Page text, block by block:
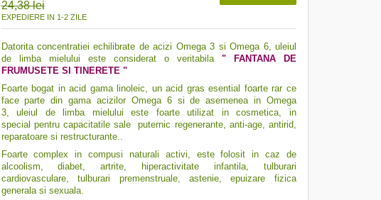
24,38 lei
EXPEDIERE IN 1-2 ZILE
Datorita concentratiei echilibrate de acizi Omega 3 si Omega 6, uleiul
de limba mielului este considerat o veritabila
" FANTANA DE
FRUMUSETE SI TINERETE "
Foarte bogat in acid gama linoleic, un acid gras esential foarte rar ce
face parte din gama acizilor Omega 6 si de asemenea in Omega
3, uleiul de limba mielului este foarte utilizat in cosmetica, in
special pentru capacitatile sale puternic regenerante, anti-age, antirid,
reparatoare si restructurante..
Foarte complex in compusi naturali activi, este folosit in caz de
alcoolism, diabet, artrite, hiperactivitate infantila, tulburari
cardiovasculare, tulburari premenstruale, astenie, epuizare fizica
generala si sexuala.